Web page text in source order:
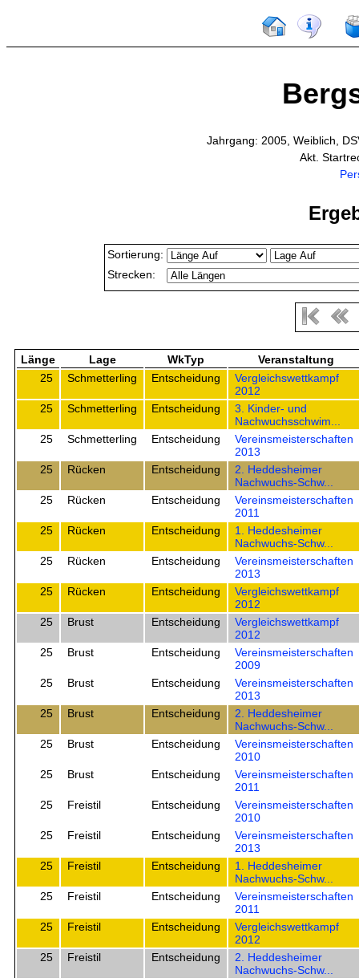
Jahrgang: 2005, Weiblich,
Akt.
Sortierung:
Strecken:
Länge Lage WkTyp
Veranstaltung
25
Schmetterling Entscheidung
Vergleichswettkampf
2012
25
Schmetterling Entscheidung
3. Kinder- und
Nachwuchsschwim...
25
Schmetterling Entscheidung
Vereinsmeisterschaften
2013
25
Rücken Entscheidung
2. Heddesheimer
Nachwuchs-Schw...
25
Rücken Entscheidung
Vereinsmeisterschaften
2011
25
Rücken Entscheidung
1. Heddesheimer
Nachwuchs-Schw...
25
Rücken Entscheidung
Vereinsmeisterschaften
2013
25
Rücken Entscheidung
Vergleichswettkampf
2012
25
Brust Entscheidung
Vergleichswettkampf
2012
25
Brust Entscheidung
Vereinsmeisterschaften
2009
25
Brust Entscheidung
Vereinsmeisterschaften
2013
25
Brust Entscheidung
2. Heddesheimer
Nachwuchs-Schw...
25
Brust Entscheidung
Vereinsmeisterschaften
2010
25
Brust Entscheidung
Vereinsmeisterschaften
2011
25
Freistil Entscheidung
Vereinsmeisterschaften
2010
25
Freistil Entscheidung
Vereinsmeisterschaften
2013
25
Freistil Entscheidung
1. Heddesheimer
Nachwuchs-Schw...
25
Freistil Entscheidung
Vereinsmeisterschaften
2011
25
Freistil Entscheidung
Vergleichswettkampf
2012
25
Freistil Entscheidung
2. Heddesheimer
Nachwuchs-Schw...